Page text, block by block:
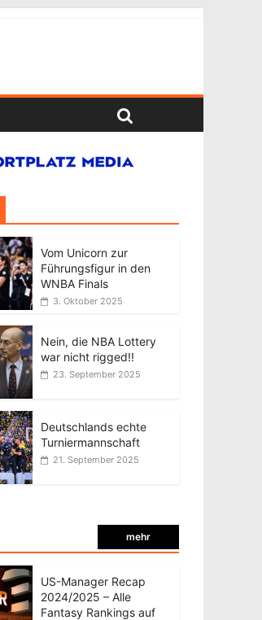
Vom Unicorn zur
Führungsfigur in den
WNBA Finals
3. Oktober 2025
Nein, die NBA Lottery
war nicht rigged!!
23. September 2025
Deutschlands echte
Turniermannschaft
21. September 2025
mehr
US-Manager Recap
2024/2025 – Alle
Fantasy Rankings auf